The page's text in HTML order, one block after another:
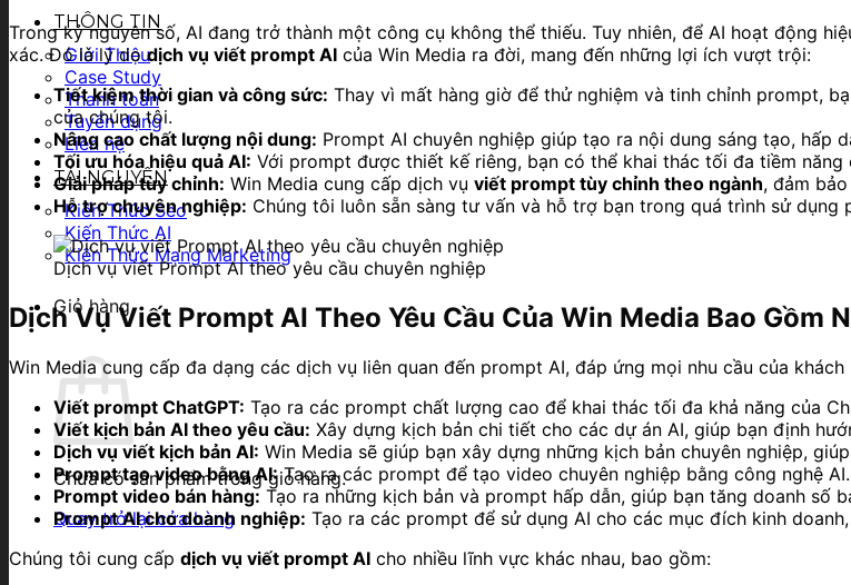
THÔNG TIN
Giới Thiệu
Case Study
Thanh toán
Tuyển dụng
Liên hệ
TÀI NGUYÊN
Kiến Thức Seo
Kiến Thức AI
Kiến Thức Mạng Marketing
Giỏ hàng
Chưa có sản phẩm trong giỏ hàng.
Quay trở lại cửa hàng
Trong kỷ nguyên số, AI đang trở thành một công cụ không thể thiếu. Tuy nhiên, để AI hoạt động
xác. Đó là lý dodịch vụ viết prompt AI của Win Media ra đời, mang đến những lợi ích vượt trội:
Tiết kiệm thời gian và công sức: Thay vì mất hàng giờ để thử nghiệm và tinh chỉnh prompt,
của chúng tôi.
Nâng cao chất lượng nội dung: Prompt AI chuyên nghiệp giúp tạo ra nội dung sáng tạo, hấp
Tối ưu hóa hiệu quả AI: Với prompt được thiết kế riêng, bạn có thể khai thác tối đa tiềm
Giải pháp tùy chỉnh: Win Media cung cấp dịch vụ viết prompt tùy chỉnh theo ngành, đảm
Hỗ trợ chuyên nghiệp: Chúng tôi luôn sẵn sàng tư vấn và hỗ trợ bạn trong quá trình sử dụng
Dịch vụ viết Prompt AI theo yêu cầu chuyên nghiệp
Dịch Vụ Viết Prompt AI Theo Yêu Cầu Của Win Media Bao Gồm
Win Media cung cấp đa dạng các dịch vụ liên quan đến prompt AI, đáp ứng mọi nhu cầu của khách
Viết prompt ChatGPT: Tạo ra các prompt chất lượng cao để khai thác tối đa khả năng của
Viết kịch bản AI theo yêu cầu: Xây dựng kịch bản chi tiết cho các dự án AI, giúp bạn định
Dịch vụ viết kịch bản AI: Win Media sẽ giúp bạn xây dựng những kịch bản chuyên nghiệp,
Prompt tạo video bằng AI:Tạo ra các prompt để tạo video chuyên nghiệp bằng công nghệ AI.
Prompt video bán hàng: Tạo ra những kịch bản và prompt hấp dẫn, giúp bạn tăng doanh số
Prompt AI cho doanh nghiệp: Tạo ra các prompt để sử dụng AI cho các mục đích kinh
Chúng tôi cung cấp dịch vụ viết prompt AI cho nhiều lĩnh vực khác nhau, bao gồm: